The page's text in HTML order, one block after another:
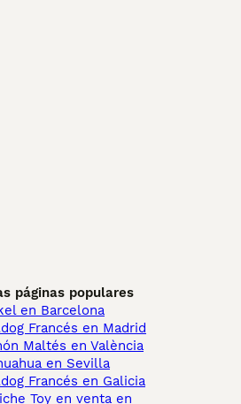
páginas populares
en Barcelona
Francés en Madrid
Maltés en València
en Sevilla
Francés en Galicia
Toy en venta en